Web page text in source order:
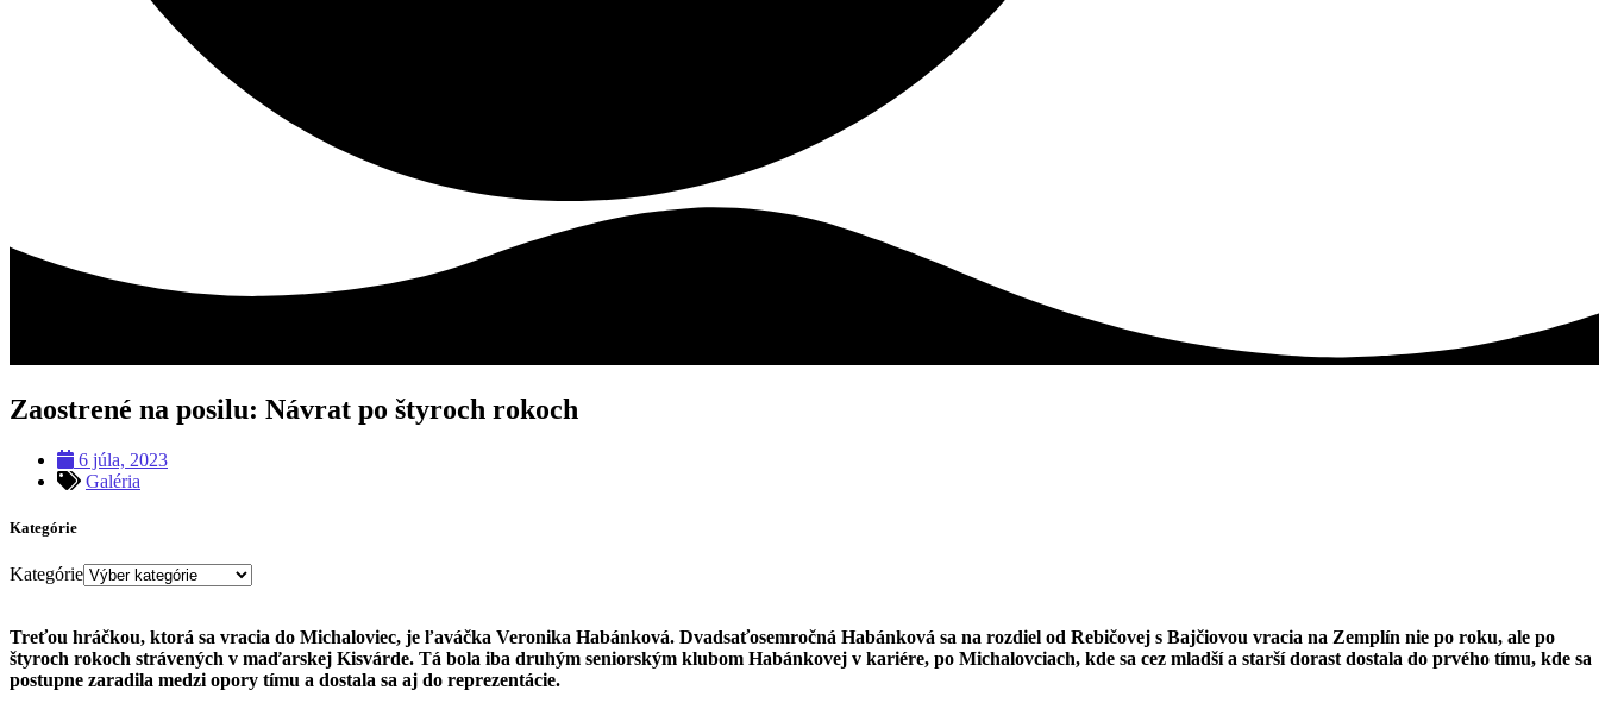
Zaostrené na posilu: Návrat po štyroch rokoch
6 júla, 2023
Galéria
Kategórie
Kategórie
Treťou hráčkou, ktorá sa vracia do Michaloviec, je ľaváčka Veronika Habánková. Dvadsaťosemročná Habánková sa na rozdiel od Rebičovej s Bajčiovou vracia na Zemplín nie po roku, ale po
štyroch rokoch strávených v maďarskej Kisvárde. Tá bola iba druhým seniorským klubom Habánkovej v kariére, po Michalovciach, kde sa cez mladší a starší dorast dostala do prvého tímu, kde sa
postupne zaradila medzi opory tímu a dostala sa aj do reprezentácie.